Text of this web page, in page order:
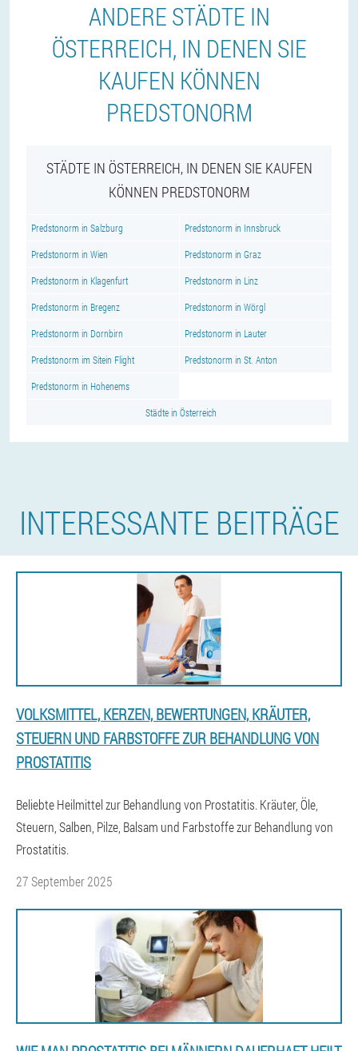
ANDERE STÄDTE IN
ÖSTERREICH, IN DENEN SIE
KAUFEN KÖNNEN
PREDSTONORM
STÄDTE IN ÖSTERREICH, IN DENEN SIE KAUFEN
KÖNNEN PREDSTONORM
Predstonorm in Salzburg Predstonorm in Innsbruck
Predstonorm in Wien Predstonorm in Graz
Predstonorm in Klagenfurt Predstonorm in Linz
Predstonorm in Bregenz Predstonorm in Wörgl
Predstonorm in Dornbirn Predstonorm in Lauter
Predstonorm im Sitein Flight Predstonorm in St. Anton
Predstonorm in Hohenems
Städte in Österreich
INTERESSANTE BEITRÄGE
VOLKSMITTEL, KERZEN, BEWERTUNGEN, KRÄUTER,
STEUERN UND FARBSTOFFE ZUR BEHANDLUNG VON
PROSTATITIS
Beliebte Heilmittel zur Behandlung von Prostatitis. Kräuter, Öle,
Steuern, Salben, Pilze, Balsam und Farbstoffe zur Behandlung von
Prostatitis.
27 September 2025